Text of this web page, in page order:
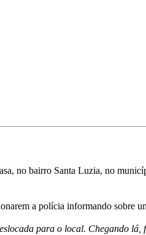
no bairro Santa Luzia, no
a polícia informando sobre
para o local. Chegando lá,